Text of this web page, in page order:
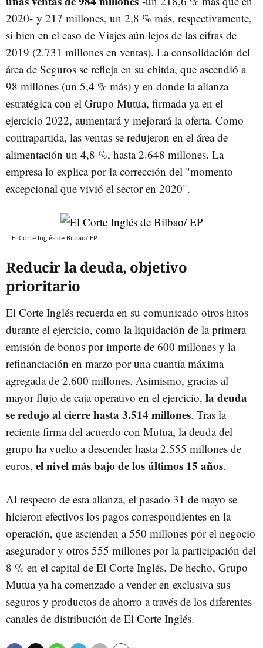
2020- y 217 millones, un 2,8 % más, respectivamente,
si bien en el caso de Viajes aún lejos de las cifras de
2019 (2.731 millones en ventas). La consolidación del
área de Seguros se refleja en su ebitda, que ascendió a
98 millones (un 5,4 % más) y en donde la alianza
estratégica con el Grupo Mutua, firmada ya en el
ejercicio 2022, aumentará y mejorará la oferta. Como
contrapartida, las ventas se redujeron en el área de
alimentación un 4,8 %, hasta 2.648 millones. La
empresa lo explica por la corrección del "momento
excepcional que vivió el sector en 2020".
El Corte Inglés de Bilbao/ EP
Reducir la deuda, objetivo
prioritario
El Corte Inglés recuerda en su comunicado otros hitos
durante el ejercicio, como la liquidación de la primera
emisión de bonos por importe de 600 millones y la
refinanciación en marzo por una cuantía máxima
agregada de 2.600 millones. Asimismo, gracias al
mayor flujo de caja operativo en el ejercicio, la deuda
se redujo al cierre hasta 3.514 millones. Tras la
reciente firma del acuerdo con Mutua, la deuda del
grupo ha vuelto a descender hasta 2.555 millones de
euros, el nivel más bajo de los últimos 15 años.
Al respecto de esta alianza, el pasado 31 de mayo se
hicieron efectivos los pagos correspondientes en la
operación, que ascienden a 550 millones por el negocio
asegurador y otros 555 millones por la participación del
8 % en el capital de El Corte Inglés. De hecho, Grupo
Mutua ya ha comenzado a vender en exclusiva sus
seguros y productos de ahorro a través de los diferentes
canales de distribución de El Corte Inglés.